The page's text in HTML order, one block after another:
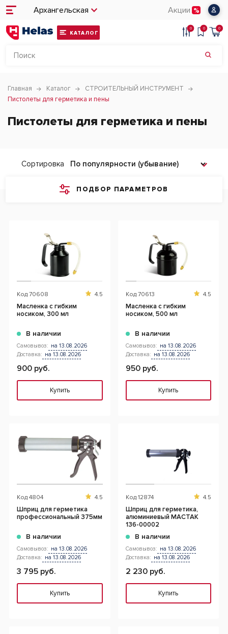
Архангельская Акции
КАТАЛОГ
0 0 0
Главная Каталог
СТРОИТЕЛЬНЫЙ ИНСТРУМЕНТ
Пистолеты для герметика и пены
Пистолеты для герметика и пены
ПОДБОР ПАРАМЕТРОВ
Сортировка
Код 70608 4.5
Масленка с гибким
носиком, 300 мл
В наличии
Самовывоз: на 13.08.2026
Доставка: на 13.08.2026
900 руб.
Купить
Код 70613 4.5
Масленка с гибким
носиком, 500 мл
В наличии
Самовывоз: на 13.08.2026
Доставка: на 13.08.2026
950 руб.
Купить
Код 4804 4.5
Шприц для герметика
профессиональный 375мм
В наличии
Самовывоз: на 13.08.2026
Доставка: на 13.08.2026
3 795 руб.
Купить
Код 12874 4.5
Шприц для герметика,
алюминиевый МАСТАК
136-00002
В наличии
Самовывоз: на 13.08.2026
Доставка: на 13.08.2026
2 230 руб.
Купить